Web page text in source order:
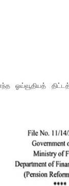
ஓய்வூதியத்